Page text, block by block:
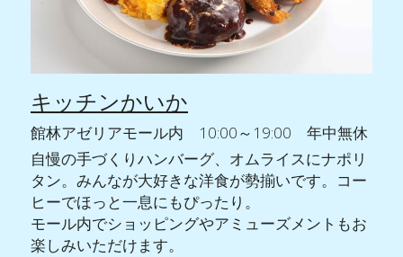
キッチンかいか
館林アゼリアモール内　10:00～19:00　年中無休
自慢の手づくりハンバーグ、オムライスにナポリ
タン。みんなが大好きな洋食が勢揃いです。コー
ヒーでほっと一息にもぴったり。
モール内でショッピングやアミューズメントもお
楽しみいただけます。